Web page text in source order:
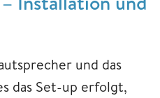
und das
das Set-up erfolgt,